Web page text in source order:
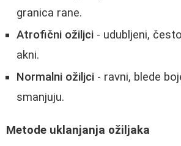
granica rane.
Atrofični ožiljci - udubljeni,
akni.
Normalni ožiljci - ravni, blede
smanjuju.
Metode uklanjanja ožiljaka